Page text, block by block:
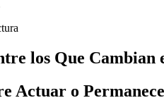
los Que Cambian
Actuar o